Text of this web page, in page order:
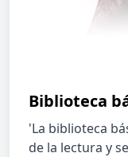
Biblioteca
'La biblioteca
de la lectura y